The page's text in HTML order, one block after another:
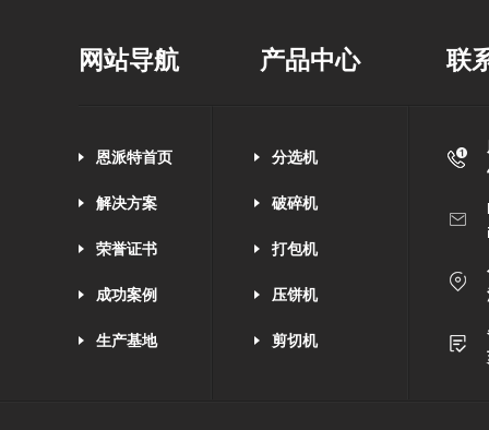
网站导航
恩派特首页
解决方案
荣誉证书
成功案例
生产基地
产品中心
分选机
破碎机
打包机
压饼机
剪切机
联